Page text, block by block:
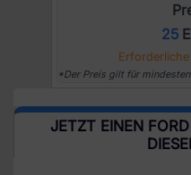
25
*Der Preis gilt für
JETZT EINEN